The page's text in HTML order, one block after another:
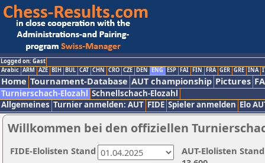
Logged on: Gast
Arabic ARM AZE BIH BUL CAT CHN CRO CZE DEN ENG ESP FAI FIN FRA GER GRE INA
Home Tournament-Database AUT championship Pictures
Turnierschach-Elozahl Schnellschach-Elozahl
Allgemeines Turnier anmelden: AUT FIDE Spieler anmelden Elo
Willkommen bei den offiziellen
AUT-Elolisten
FIDE-Elolisten Stand